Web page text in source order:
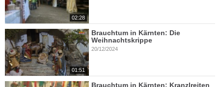
02:28
01:51
Brauchtum in Kärnten: Die
Weihnachtskrippe
20/12/2024
Brauchtum in Kärnten: Kranzlreiten